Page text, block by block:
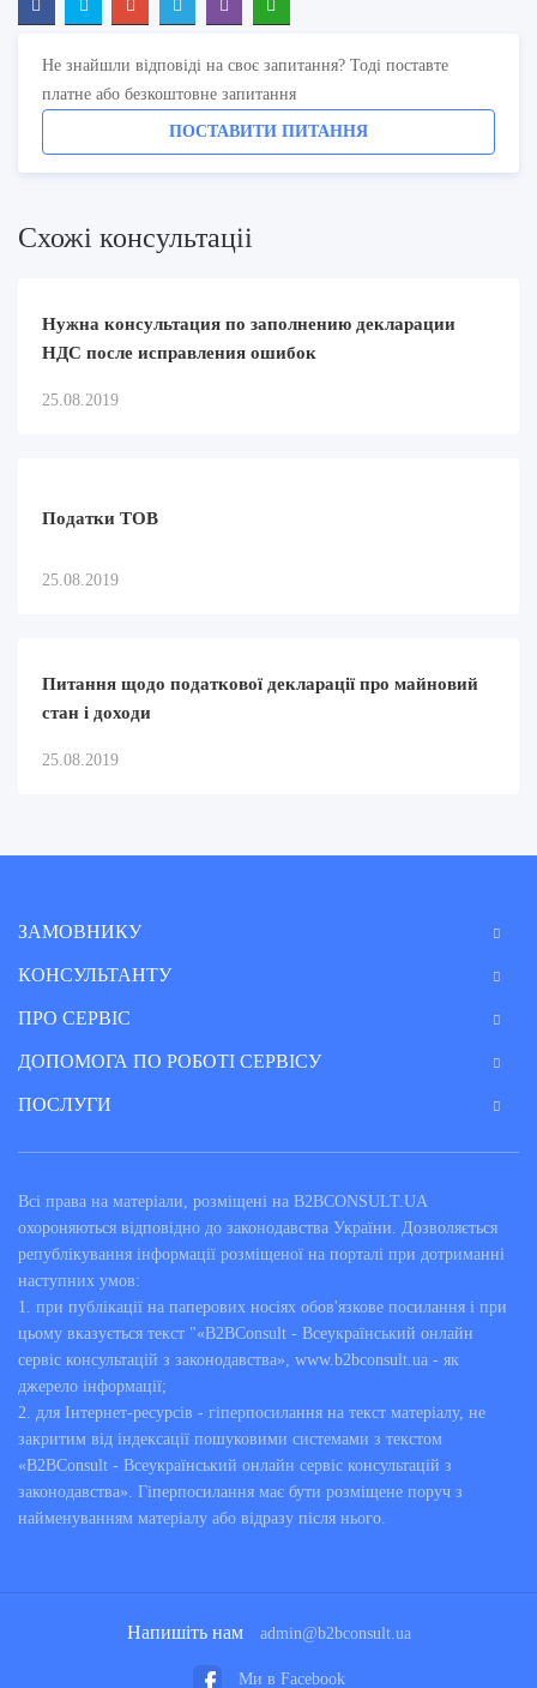
Не знайшли відповіді на своє запитання? Тоді поставте
платне або безкоштовне запитання
ПОСТАВИТИ ПИТАННЯ
Схожi консультацii
Нужна консультация по заполнению декларации
НДС после исправления ошибок
25.08.2019
Податки ТОВ
25.08.2019
Питання щодо податкової декларації про майновий
стан і доходи
25.08.2019
ЗАМОВНИКУ
КОНСУЛЬТАНТУ
ПРО СЕРВІС
ДОПОМОГА ПО РОБОТІ СЕРВІСУ
ПОСЛУГИ
Всі права на матеріали, розміщені на B2BCONSULT.UA
охороняються відповідно до законодавства України. Дозволяється
републікування інформації розміщеної на порталі при дотриманні
наступних умов:
1. при публікації на паперових носіях обов'язкове посилання і при
цьому вказується текст "«B2BConsult - Всеукраїнський онлайн
сервіс консультацій з законодавства», www.b2bconsult.ua - як
джерело інформації;
2. для Інтернет-ресурсів - гіперпосилання на текст матеріалу, не
закритим від індексації пошуковими системами з текстом
«B2BConsult - Всеукраїнський онлайн сервіс консультацій з
законодавства». Гіперпосилання має бути розміщене поруч з
найменуванням матеріалу або відразу після нього.
Напишіть нам admin@b2bconsult.ua
Ми в Facebook